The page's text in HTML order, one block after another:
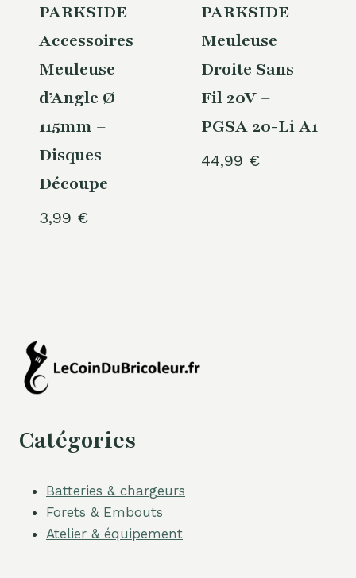
PARKSIDE
Accessoires
Meuleuse
d’Angle Ø
115mm –
Disques
Découpe
3,99 €
PARKSIDE
Meuleuse
Droite Sans
Fil 20V –
PGSA 20-Li A1
44,99 €
Catégories
Batteries & chargeurs
Forets & Embouts
Atelier & équipement